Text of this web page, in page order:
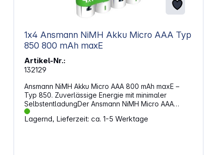
1x4 Ansmann NiMH Akku Micro AAA Typ
850 800 mAh maxE
Artikel-Nr.:
132129
Ansmann NiMH Akku Micro AAA 800 mAh maxE –
Typ 850. Zuverlässige Energie mit minimaler
SelbstentladungDer Ansmann NiMH Micro AAA
Akku mit 800 mAh Kapazität und maxE-
Technologie ist die ideale Wahl für alle, die auf
Lagernd, Lieferzeit: ca. 1-5 Werktage